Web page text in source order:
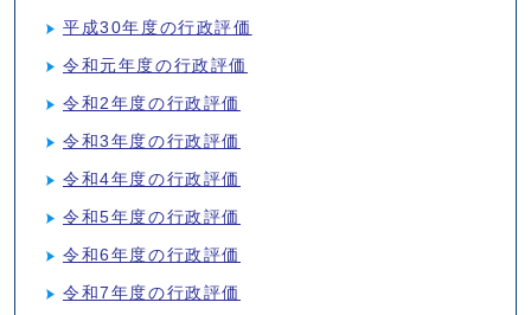
平成30年度の行政評価
令和元年度の行政評価
令和2年度の行政評価
令和3年度の行政評価
令和4年度の行政評価
令和5年度の行政評価
令和6年度の行政評価
令和7年度の行政評価